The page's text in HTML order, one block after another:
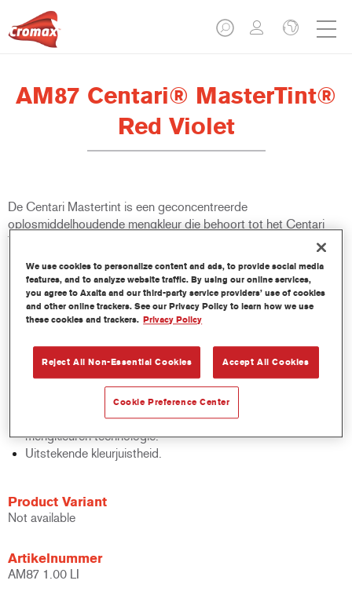
AM87 Centari® MasterTint®
Red Violet
De Centari Mastertint is een geconcentreerde
oplosmiddelhoudende mengkleur die behoort tot het Centari
Topcoat en Basecoat gamma.
Product- eigenschappen
Bijzonder veelzijdig en gebruiksvriendelijk
oplosmiddelhoudend laksysteem.
kwaliteiten - medium en high-solids, aflakken en basislakken.
Snelle voorraadcontrole.
Eenvoudige administratie.
Bespaart opslagruimte.
Gebaseerd op de bewezen Cromax geconcentreerde
mengkleuren technologie.
Uitstekende kleurjuistheid.
Product Variant
Not available
Artikelnummer
AM87 1.00 LI
We use cookies to personalize content and ads, to provide social media
features, and to analyze website traffic. By using our online services,
you agree to Axalta and our third-party service providers’ use of cookies
and other online trackers. See our Privacy Policy to learn how we use
these cookies and trackers. Privacy Policy
Reject All Non-Essential Cookies Accept All Cookies
Cookie Preference Center